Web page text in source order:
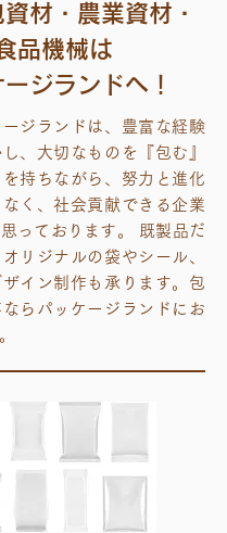
材・農業資材・
品機械は
ジランドへ！
ジランドは、豊富な経験
、大切なものを『包む』
持ちながら、努力と進化
く、社会貢献できる企業
っております。 既製品だ
リジナルの袋やシール、
イン制作も承ります。包
らパッケージランドにお